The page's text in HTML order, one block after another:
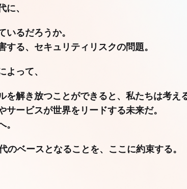
に、
いるだろうか。
る、セキュリティリスクの問題。
よって、
を解き放つことができると、私たちは考え
ービスが世界をリードする未来だ。
。
ベースとなることを、ここに約束する。